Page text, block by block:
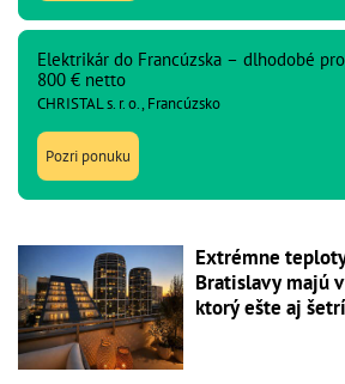
Elektrikár do Francúzska – dlhodobé
800 € netto
CHRISTAL s. r. o., Francúzsko
Pozri ponuku
Extrémne
Bratislavy majú
ktorý ešte aj